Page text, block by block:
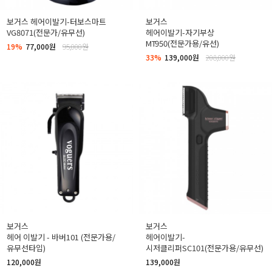
보거스 헤어이발기-터보스마트
VG8071(전문가/유무선)
19% 77,000원 95,000원
보거스
헤어이발기-자기부상
MT950(전문가용/유선)
33% 139,000원 208,000원
보거스
헤어 이발기 - 바버101 (전문가용/
유무선타입)
120,000원
보거스
헤어이발기-
시저클리퍼SC101(전문가용/유무선)
139,000원